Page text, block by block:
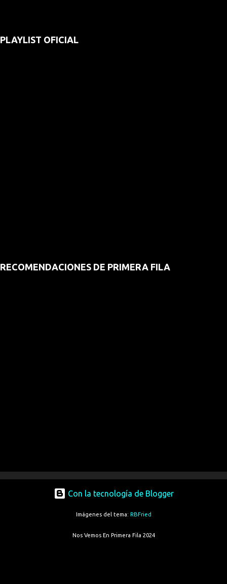
PLAYLIST OFICIAL
RECOMENDACIONES DE PRIMERA FILA
Con la tecnología de Blogger
Imágenes del tema: RBFried
Nos Vemos En Primera Fila 2024